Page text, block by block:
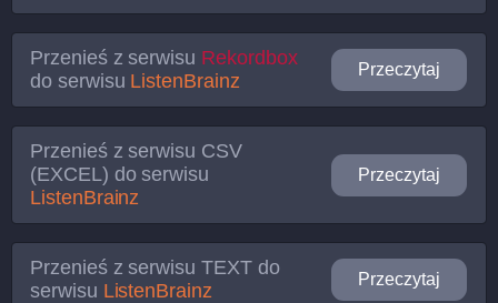
Przenieś z serwisu Rekordbox
do serwisu ListenBrainz
Przeczytaj
Przenieś z serwisu CSV
(EXCEL) do serwisu
ListenBrainz
Przeczytaj
Przenieś z serwisu TEXTdo
serwisu ListenBrainz
Przeczytaj